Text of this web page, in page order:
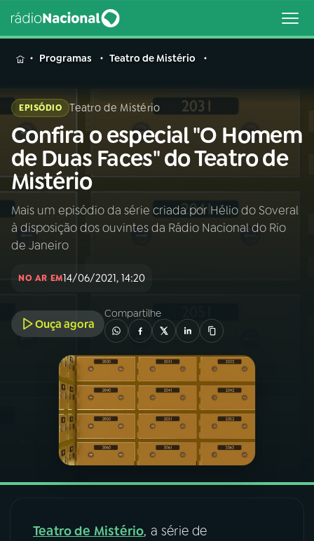
MENU
Buscar
na
Rádio
Nacional
Buscar
AO VIVO
PROGRAMAS
PODCASTS
06VIDEOCASTS
07ÚLTIMAS
Programas Teatro de Mistério
EPISÓDIO Teatro de Mistério
Confira o especial "O Homem
de Duas Faces" do Teatro de
Mistério
Mais um episódio da série criada por Hélio do Soveral
à disposição dos ouvintes da Rádio Nacional do Rio
de Janeiro
NO AR EM14/06/2021, 14:20
Ouça agora
Compartilhe
Teatro de Mistério, a série de